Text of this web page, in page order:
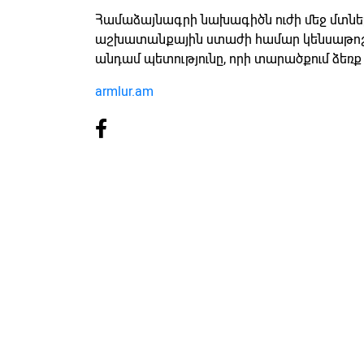
Համաձայնագրի նախագիծն ուժի մեջ
աշխատանքային ստաժի համար
անդամ պետությունը, որի տարածքում ձեռք
armlur.am